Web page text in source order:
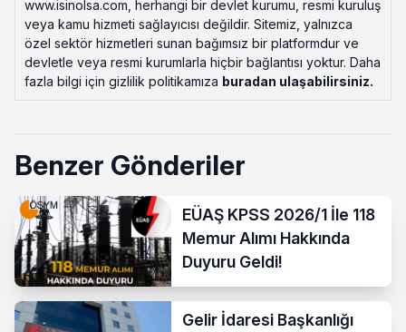
www.isinolsa.com, herhangi bir devlet kurumu, resmi kuruluş
veya kamu hizmeti sağlayıcısı değildir. Sitemiz, yalnızca
özel sektör hizmetleri sunan bağımsız bir platformdur ve
devletle veya resmi kurumlarla hiçbir bağlantısı yoktur. Daha
fazla bilgi için gizlilik politikamıza buradan ulaşabilirsiniz.
Benzer Gönderiler
EÜAŞ KPSS 2026/1 İle 118
Memur Alımı Hakkında
Duyuru Geldi!
Gelir İdaresi Başkanlığı